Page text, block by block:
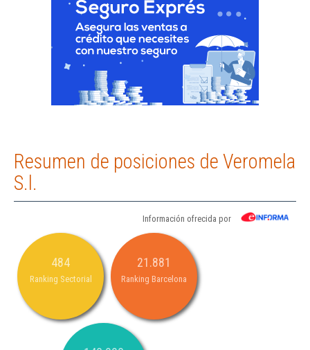
Resumen de posiciones de Veromela
S.l.
Información ofrecida por
484
Ranking Sectorial
21.881
Ranking Barcelona